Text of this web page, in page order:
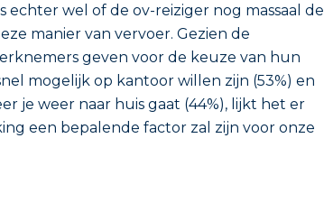
echter wel of de ov-reiziger nog massaal de
manier van vervoer. Gezien de
geven voor de keuze van hun
mogelijk op kantoor willen zijn (53%) en
je weer naar huis gaat (44%), lijkt het er
een bepalende factor zal zijn voor onze